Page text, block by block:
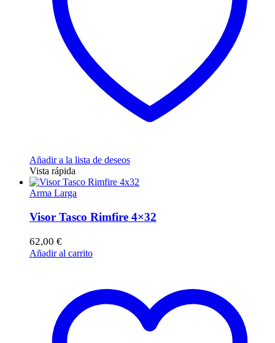
Añadir a la lista de deseos
Vista rápida
Arma Larga
Visor Tasco Rimfire 4×32
62,00 €
Añadir al carrito